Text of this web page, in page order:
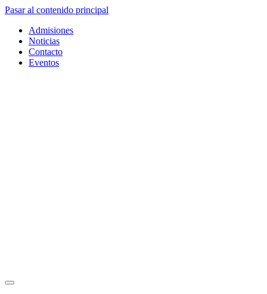
Pasar al contenido principal
Admisiones
Noticias
Contacto
Eventos